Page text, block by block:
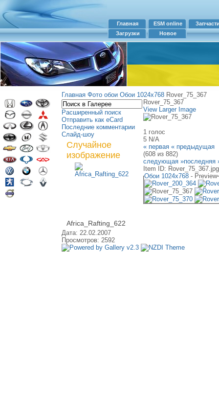
Главная ESM online
Загрузки
Новое
Главная Фото обои Обои 1024х768 Rover_75_367
Расширенный поиск
Отправить как eCard
Последние комментарии
Слайд-шоу
Случайное
изображение
Africa_Rafting_622
Дата: 22.02.2007
Просмотров: 2592
Rover_75_367
View Larger Image
1 голос
5 N/A
« первая « предыдущая
(608 из 882)
следующая »последняя
Item ID: Rover_75_367.jpg
Обои 1024х768 - Preview